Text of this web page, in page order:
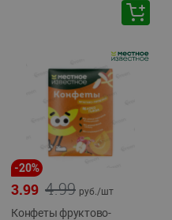
-20%
4.99
3.99 руб./шт
Конфеты фруктово-